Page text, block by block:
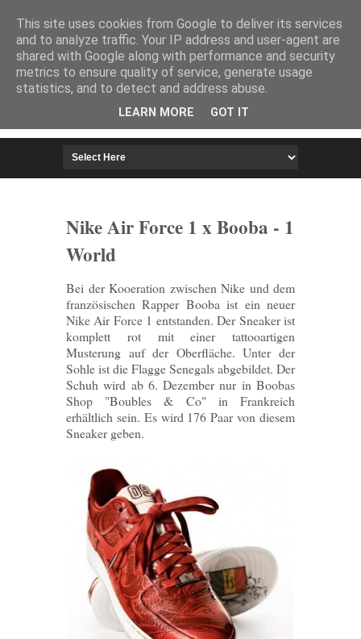
HOME IMPRESSUM
Nike Air Force 1 x Booba - 1
World
Bei der Kooeration zwischen Nike und dem
französischen Rapper Booba ist ein neuer
Nike Air Force 1 entstanden. Der Sneaker ist
komplett rot mit einer tattooartigen
Musterung auf der Oberfläche. Unter der
Sohle ist die Flagge Senegals abgebildet. Der
Schuh wird ab 6. Dezember nur in Boobas
Shop "Boubles & Co" in Frankreich
erhältlich sein. Es wird 176 Paar von diesem
Sneaker geben.
This site uses cookies from Google to deliver its services
and to analyze traffic. Your IP address and user-agent are
shared with Google along with performance and security
metrics to ensure quality of service, generate usage
statistics, and to detect and address abuse.
LEARN MORE GOT IT